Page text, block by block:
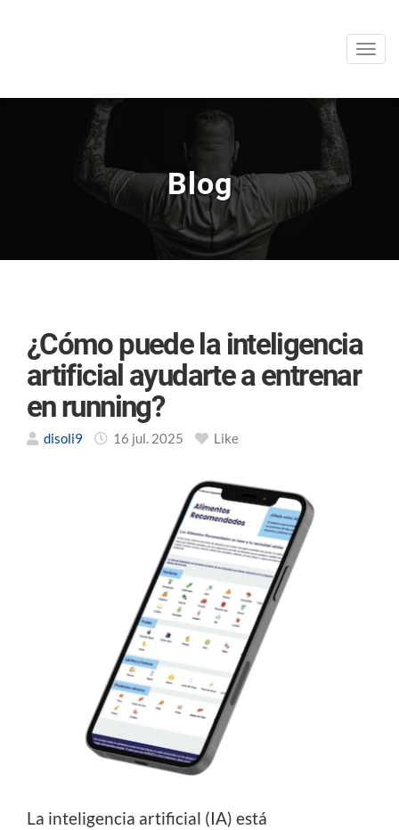
Blog
¿Cómo puede la inteligencia
artificial ayudarte a entrenar
en running?
disoli9 16 jul. 2025 Like
La inteligencia artificial (IA) está